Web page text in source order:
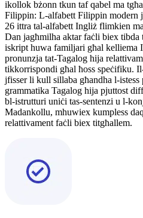
ikollok bżonn tkun taf qabel ma
Filippin: L-alfabett Filippin modern
26 ittra tal-alfabett Ingliż flimkien
Dan jagħmilha aktar faċli biex
iskript huwa familjari għal kelliema
pronunzja tat-Tagalog hija
tikkorrispondi għal ħoss speċifiku.
jfisser li kull sillaba għandha l-
grammatika Tagalog hija pjuttost
bl-istrutturi uniċi tas-sentenzi u l-
Madankollu, mhuwiex kumpless
relattivament faċli biex titgħallem.